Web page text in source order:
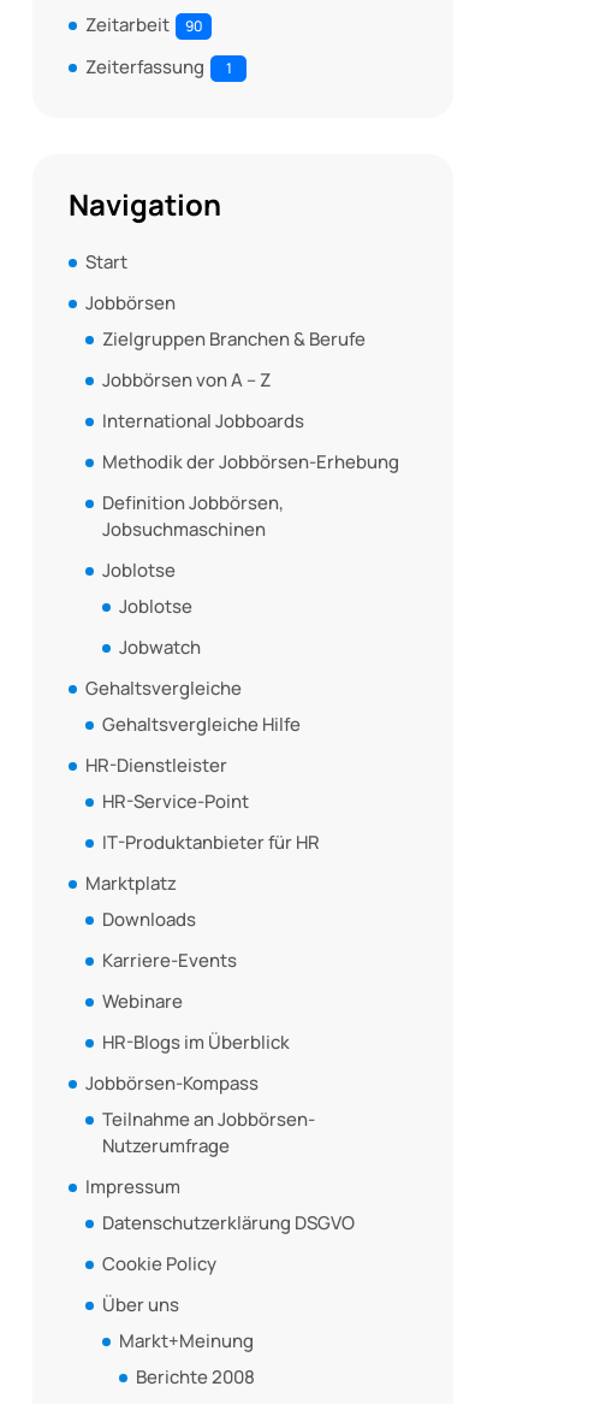
Zeitarbeit 90
Zeiterfassung 1
Navigation
Start
Jobbörsen
Zielgruppen Branchen & Berufe
Jobbörsen von A – Z
International Jobboards
Methodik der Jobbörsen-Erhebung
Definition Jobbörsen,
Jobsuchmaschinen
Joblotse
Joblotse
Jobwatch
Gehaltsvergleiche
Gehaltsvergleiche Hilfe
HR-Dienstleister
HR-Service-Point
IT-Produktanbieter für HR
Marktplatz
Downloads
Karriere-Events
Webinare
HR-Blogs im Überblick
Jobbörsen-Kompass
Teilnahme an Jobbörsen-
Nutzerumfrage
Impressum
Datenschutzerklärung DSGVO
Cookie Policy
Über uns
Markt+Meinung
Berichte 2008